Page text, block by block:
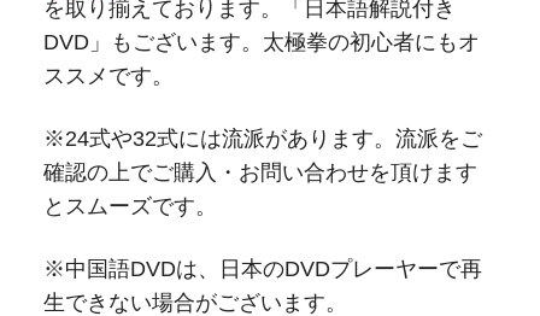
を取り揃えております。「日本語解説付き
DVD」もございます。太極拳の初心者にもオ
ススメです。
※24式や32式には流派があります。流派をご
確認の上でご購入・お問い合わせを頂けます
とスムーズです。
※中国語DVDは、日本のDVDプレーヤーで再
生できない場合がございます。